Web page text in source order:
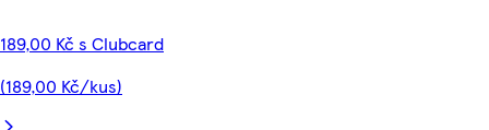
189,00 Kč s Clubcard
(189,00 Kč/kus)